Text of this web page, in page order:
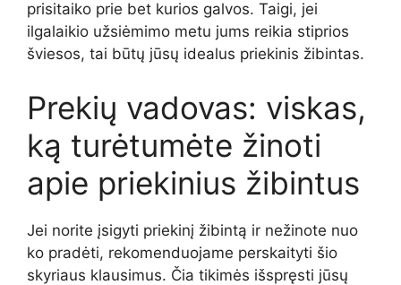
prisitaiko prie bet kurios galvos. Taigi, jei
ilgalaikio užsiėmimo metu jums reikia stiprios
šviesos, tai būtų jūsų idealus priekinis žibintas.
Prekių vadovas: viskas,
ką turėtumėte žinoti
apie priekinius žibintus
Jei norite įsigyti priekinį žibintą ir nežinote nuo
ko pradėti, rekomenduojame perskaityti šio
skyriaus klausimus. Čia tikimės išspręsti jūsų